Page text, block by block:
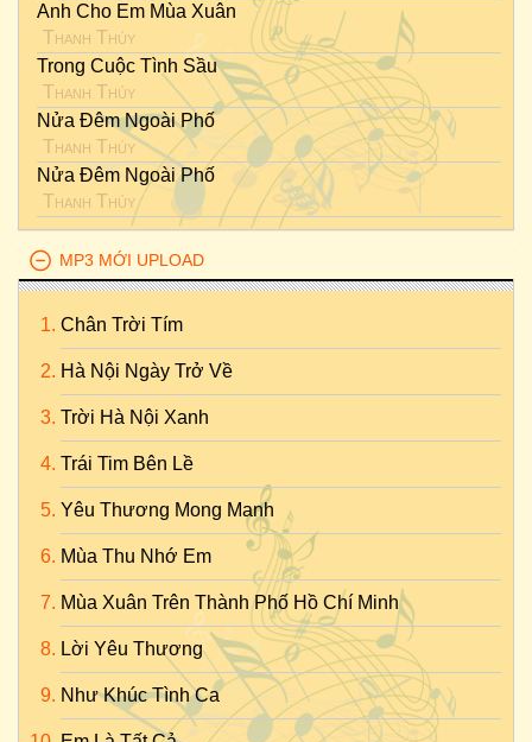
Anh Cho Em Mùa Xuân
Thanh Thúy
Trong Cuộc Tình Sầu
Thanh Thúy
Nửa Đêm Ngoài Phố
Thanh Thúy
Nửa Đêm Ngoài Phố
Thanh Thúy
MP3 MỚI UPLOAD
Chân Trời Tím
Hà Nội Ngày Trở Về
Trời Hà Nội Xanh
Trái Tim Bên Lề
Yêu Thương Mong Manh
Mùa Thu Nhớ Em
Mùa Xuân Trên Thành Phố Hồ Chí Minh
Lời Yêu Thương
Như Khúc Tình Ca